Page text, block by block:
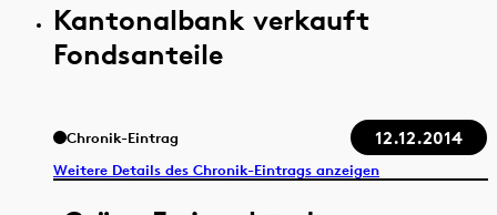
Kantonalbank verkauft
Fondsanteile
Chronik-Eintrag 12.12.2014
Weitere Details des Chronik-Eintrags anzeigen